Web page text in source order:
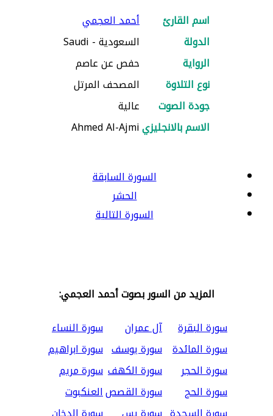
اسم القارئ
أحمد العجمي
الدولة
السعودية - Saudi
الرواية
حفص عن عاصم
نوع التلاوة
المصحف المرتل
جودة الصوت
عالية
الاسم بالانجليزيAhmed Al-Ajmi
السورة السابقة
الحشر
السورة التالية
المزيد من السور بصوت أحمد العجمي:
سورة البقرة
آل عمران
سورة النساء
سورة المائدة سورة يوسف سورة ابراهيم
سورة الحجر
سورة الكهف سورة مريم
سورة الحج
سورة القصصالعنكبوت